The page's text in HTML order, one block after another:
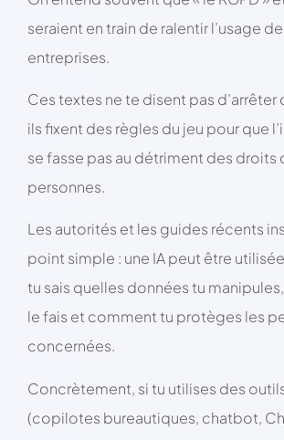
seraient en train de ralentir l’usage de
entreprises.
Ces textes ne te disent pas d’arrêter
ils fixent des règles du jeu pour que
se fasse pas au détriment des droits
personnes.
Les autorités et les guides récents
point simple : une IA peut être
tu sais quelles données tu
le fais et comment tu protèges les
concernées.
Concrètement, si tu utilises des
(copilotes bureautiques, chatbot,